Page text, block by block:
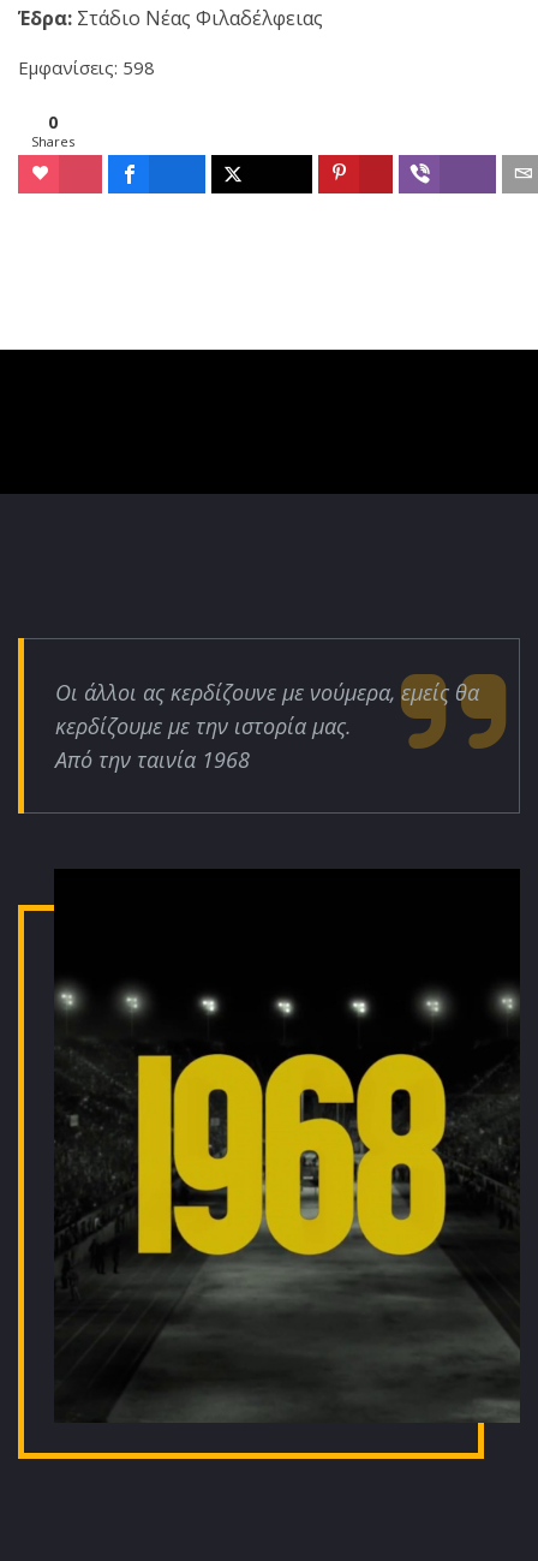
Έδρα: Στάδιο Νέας Φιλαδέλφειας
Εμφανίσεις: 598
0
Shares
Οι άλλοι ας κερδίζουνε με νούμερα, εμείς θα
κερδίζουμε με την ιστορία μας.
Από την ταινία 1968